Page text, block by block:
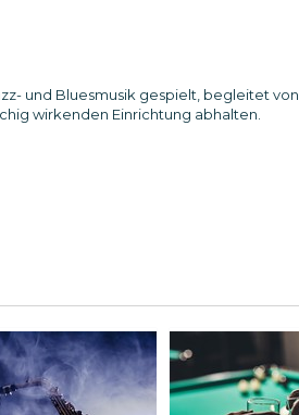
und Bluesmusik gespielt, begleitet von
wirkenden Einrichtung abhalten.